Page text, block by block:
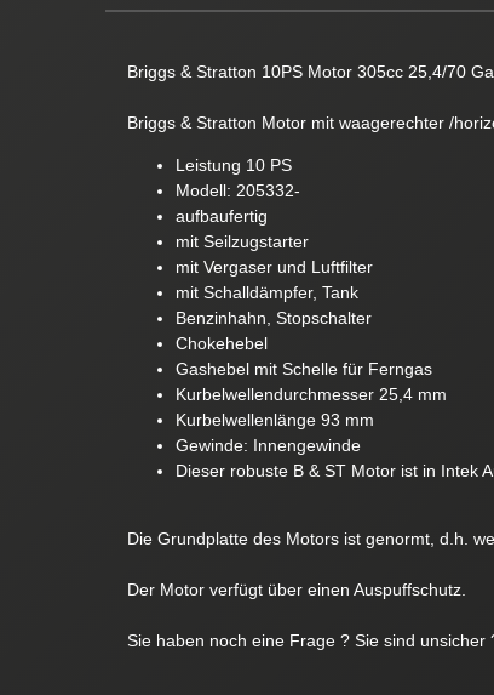
Briggs & Stratton 10PS Motor 305cc 25,4/70
Briggs & Stratton Motor mit waagerechter /
Leistung 10 PS
Modell: 205332-
aufbaufertig
mit Seilzugstarter
mit Vergaser und Luftfilter
mit Schalldämpfer, Tank
Benzinhahn, Stopschalter
Chokehebel
Gashebel mit Schelle für Ferngas
Kurbelwellendurchmesser 25,4 mm
Kurbelwellenlänge 93 mm
Gewinde: Innengewinde
Dieser robuste B & ST Motor ist in Intek
Die Grundplatte des Motors ist genormt, d.h.
Der Motor verfügt über einen Auspuffschutz.
Sie haben noch eine Frage ? Sie sind